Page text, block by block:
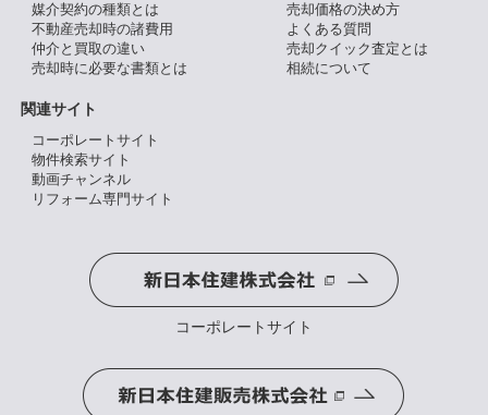
媒介契約の種類とは
不動産売却時の諸費用
仲介と買取の違い
売却時に必要な書類とは
売却価格の決め方
よくある質問
売却クイック査定とは
相続について
関連サイト
コーポレートサイト
物件検索サイト
動画チャンネル
リフォーム専門サイト
コーポレートサイト